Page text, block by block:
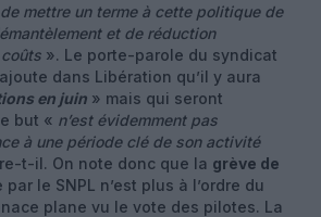
mettre un terme à cette politique de
et de réduction
». Le porte-parole du syndicat
dans Libération qu’il y aura
en juin » mais qui seront
but « n’est évidemment pas
à une période clé de son activité
t-il. On note donc que la grève de
le SNPL n’est plus à l’ordre du
plane vu le vote des pilotes. La